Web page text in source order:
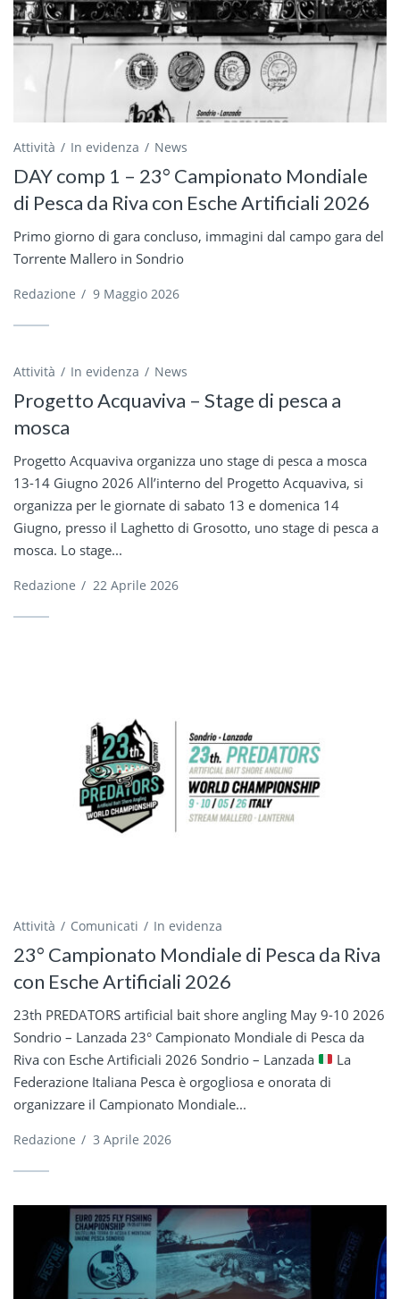
Attività In evidenza News
DAY comp 1 – 23° Campionato Mondiale
di Pesca da Riva con Esche Artificiali 2026
Primo giorno di gara concluso, immagini dal campo gara del
Torrente Mallero in Sondrio
Redazione / 9 Maggio 2026
Attività In evidenza News
Progetto Acquaviva – Stage di pesca a
mosca
Progetto Acquaviva organizza uno stage di pesca a mosca
13-14 Giugno 2026 All’interno del Progetto Acquaviva, si
organizza per le giornate di sabato 13 e domenica 14
Giugno, presso il Laghetto di Grosotto, uno stage di pesca a
mosca. Lo stage...
Redazione / 22 Aprile 2026
Attività Comunicati In evidenza
23° Campionato Mondiale di Pesca da Riva
con Esche Artificiali 2026
23th PREDATORS artificial bait shore angling May 9-10 2026
Sondrio – Lanzada 23° Campionato Mondiale di Pesca da
Riva con Esche Artificiali 2026 Sondrio – Lanzada
La
Federazione Italiana Pesca è orgogliosa e onorata di
organizzare il Campionato Mondiale...
Redazione / 3 Aprile 2026